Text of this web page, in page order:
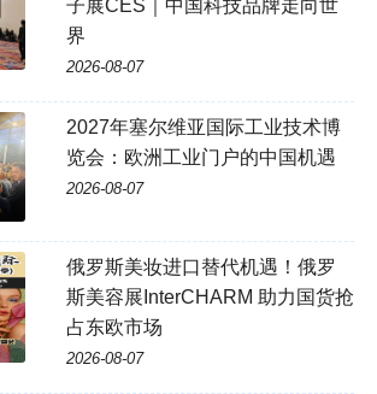
子展CES｜中国科技品牌走向世
界
2026-08-07
2027年塞尔维亚国际工业技术博
览会：欧洲工业门户的中国机遇
2026-08-07
俄罗斯美妆进口替代机遇！俄罗
斯美容展InterCHARM 助力国货抢
占东欧市场
2026-08-07